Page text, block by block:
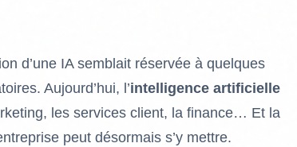
d’une IA semblait réservée à quelques
Aujourd’hui, l’intelligence artificielle
les services client, la finance… Et la
peut désormais s’y mettre.